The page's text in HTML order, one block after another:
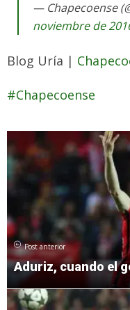
— Chapecoense
noviembre de
Blog Uría |
Chapecoense
Post anterior
Aduriz, cuando el